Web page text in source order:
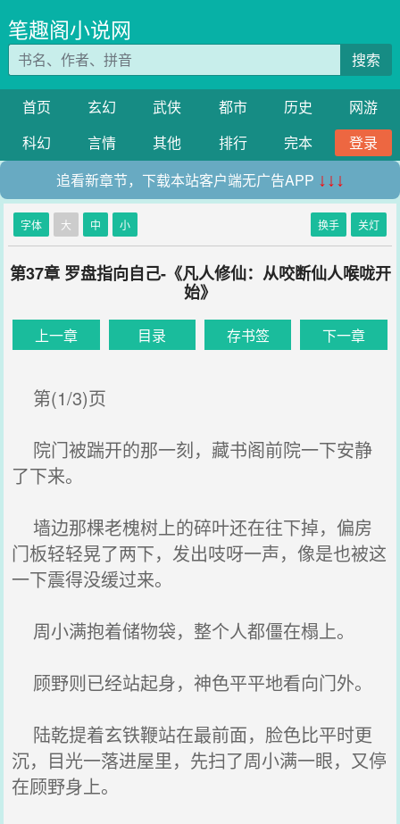
笔趣阁小说网
搜索
首页 玄幻 武侠 都市 历史
网游
科幻
言情 其他 排行 完本
登录
追看新章节，下载本站客户端无广告APP ↓↓↓
字体 大 中 小 换手 关灯
第37章 罗盘指向自己-《凡人修仙：从咬断仙人喉咙开
始》
上一章 目录 存书签 下一章
第(1/3)页
院门被踹开的那一刻，藏书阁前院一下安静
了下来。
墙边那棵老槐树上的碎叶还在往下掉，偏房
门板轻轻晃了两下，发出吱呀一声，像是也被这
一下震得没缓过来。
周小满抱着储物袋，整个人都僵在榻上。
顾野则已经站起身，神色平平地看向门外。
陆乾提着玄铁鞭站在最前面，脸色比平时更
沉，目光一落进屋里，先扫了周小满一眼，又停
在顾野身上。